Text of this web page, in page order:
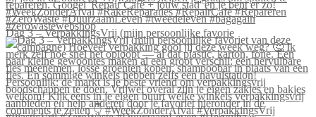
Dag 3 – VerpakkingsVrij (mijn persoonlijke favorie